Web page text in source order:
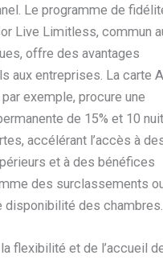
Le programme de
Live Limitless, commun
offre des avantages
aux entreprises. La carte
exemple, procure une
de 15% et 10
accélérant l’accès à
et à des bénéfices
des surclassements
disponibilité des chambres.
flexibilité et de l’accueil